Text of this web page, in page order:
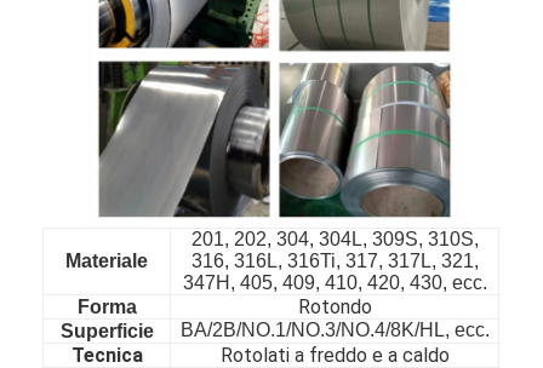
Video
Materiale
201, 202, 304, 304L, 309S, 310S,
316, 316L, 316Ti, 317, 317L, 321,
347H, 405, 409, 410, 420, 430, ecc.
Forma
Rotondo
Superficie BA/2B/NO.1/NO.3/NO.4/8K/HL, ecc.
Tecnica Rotolati a freddo e a caldo